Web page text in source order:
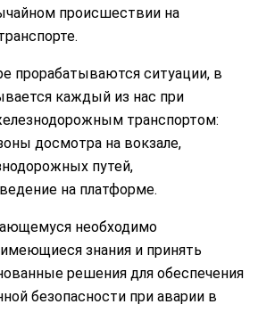
происшествии на
прорабатываются ситуации, в
каждый из нас при
транспортом:
досмотра на вокзале,
путей,
на платформе.
необходимо
знания и принять
решения для обеспечения
безопасности при аварии в